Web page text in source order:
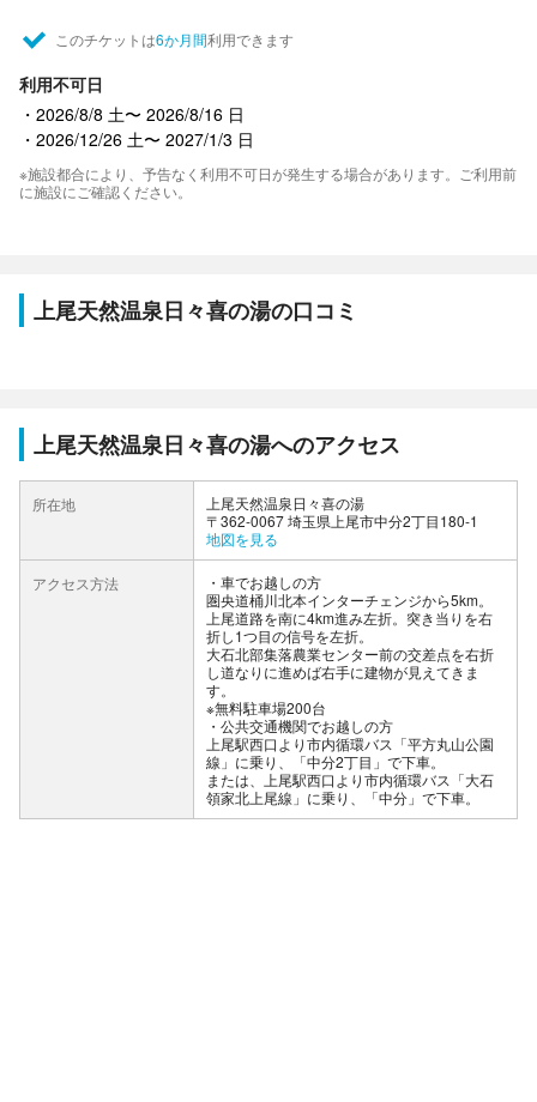
このチケットは6か月間利用できます
利用不可日
2026/8/8 土〜 2026/8/16 日
2026/12/26 土〜 2027/1/3 日
※施設都合により、予告なく利用不可日が発生する場合があります。ご利用前
に施設にご確認ください。
上尾天然温泉日々喜の湯の口コミ
上尾天然温泉日々喜の湯へのアクセス
所在地
上尾天然温泉日々喜の湯
〒362-0067 埼玉県上尾市中分2丁目180-1
地図を見る
アクセス方法
車でお越しの方
圏央道桶川北本インターチェンジから5km。
上尾道路を南に4km進み左折。突き当りを右
折し1つ目の信号を左折。
大石北部集落農業センター前の交差点を右折
し道なりに進めば右手に建物が見えてきま
す。
※無料駐車場200台
公共交通機関でお越しの方
上尾駅西口より市内循環バス「平方丸山公園
線」に乗り、「中分2丁目」で下車。
または、上尾駅西口より市内循環バス「大石
領家北上尾線」に乗り、「中分」で下車。